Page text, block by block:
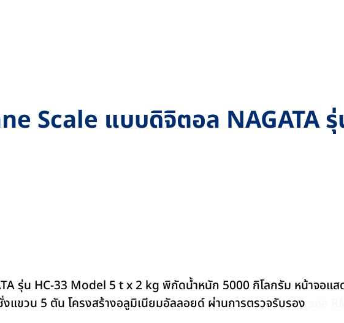
Scale แบบดิจิตอล NAGATA
รุ่น HC-33 Model 5 t x 2 kg พิกัดน้ำหนัก 5000 กิโลกรัม หน้าจอแ
แขวน 5 ตัน โครงสร้างอลูมิเนียมอัลลอยด์ ผ่านการตรวจรับรอง